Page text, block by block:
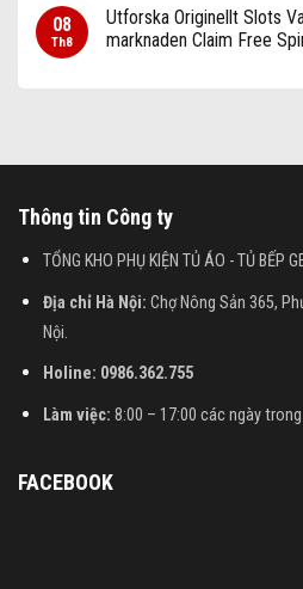
08
Th8
Utforska Originellt Slots
marknaden Claim Free
Thông tin Công ty
TỔNG KHO PHỤ KIỆN TỦ ÁO - TỦ BẾP
Địa chỉ Hà Nội: Chợ Nông Sản 365,
Nội.
Holine: 0986.362.755
Làm việc: 8:00 – 17:00 các ngày
FACEBOOK